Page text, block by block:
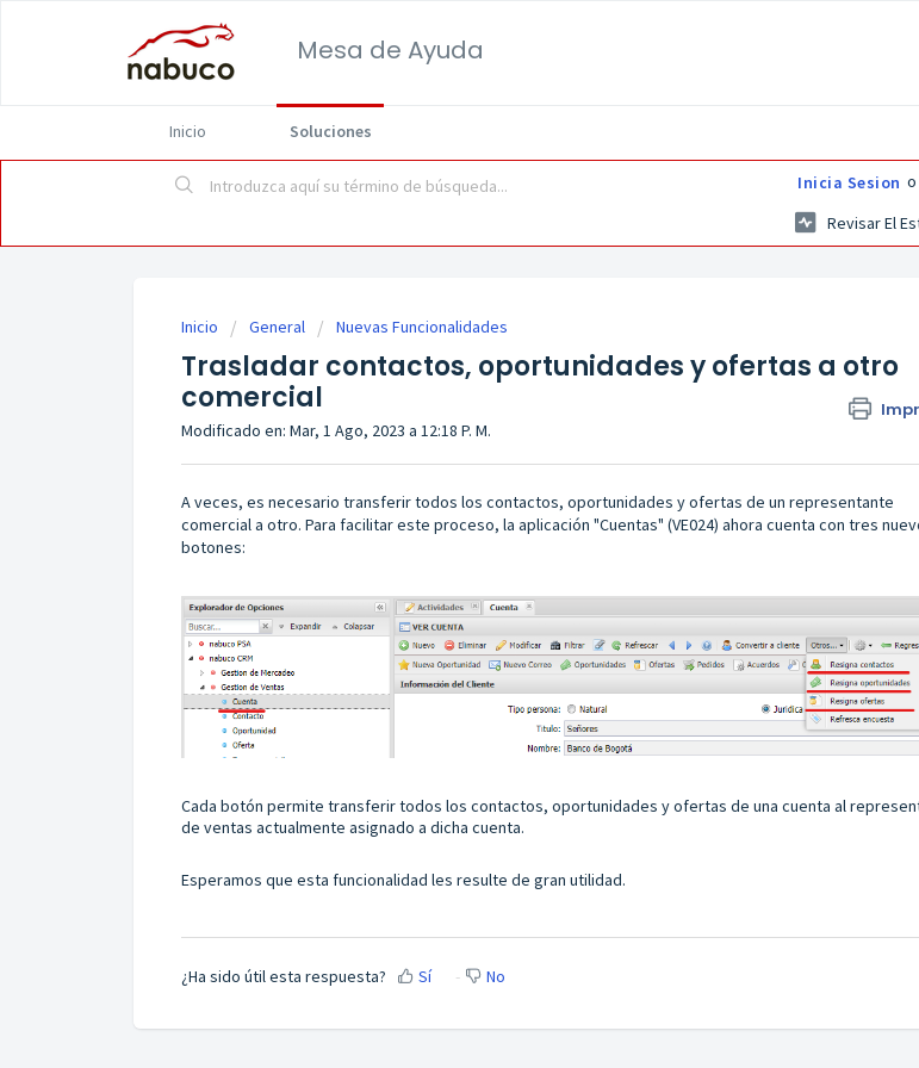
Mesa de Ayuda
Inicio Soluciones
Inicia Sesion o
Revisar El
Inicio General Nuevas Funcionalidades
Trasladar contactos, oportunidades y ofertas a otro
comercial
Modificado en: Mar, 1 Ago, 2023 a 12:18 P. M.
A veces, es necesario transferir todos los contactos, oportunidades y ofertas de un representante
comercial a otro. Para facilitar este proceso, la aplicación "Cuentas" (VE024) ahora cuenta con tres
botones:
Cada botón permite transferir todos los contactos, oportunidades y ofertas de una cuenta al
de ventas actualmente asignado a dicha cuenta.
Esperamos que esta funcionalidad les resulte de gran utilidad.
¿Ha sido útil esta respuesta? Sí No